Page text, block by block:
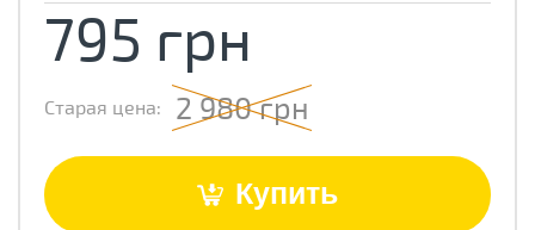
795 грн
Старая цена: 2 980 грн
Купить